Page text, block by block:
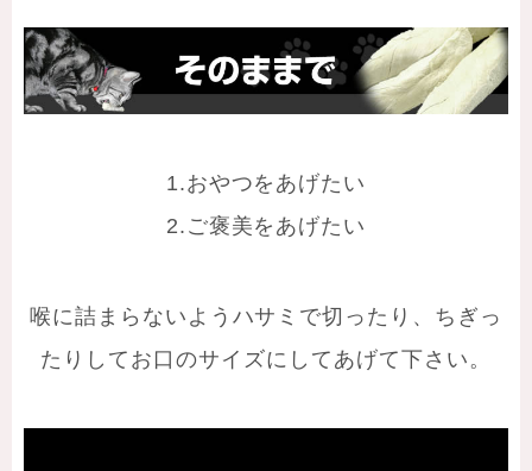
1.おやつをあげたい
2.ご褒美をあげたい
喉に詰まらないようハサミで切ったり、ちぎっ
たりしてお口のサイズにしてあげて下さい。